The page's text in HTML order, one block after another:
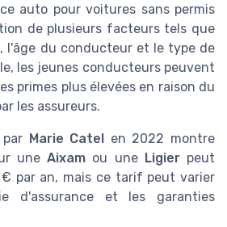
auto pour voitures sans permis
de plusieurs facteurs tels que
l'âge du conducteur et le type de
les jeunes conducteurs peuvent
primes plus élevées en raison du
les assureurs.
Marie Catel en 2022 montre
une Aixam ou une Ligierpeut
par an, mais ce tarif peut varier
d'assurance et les garanties